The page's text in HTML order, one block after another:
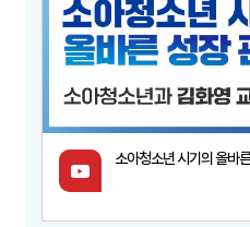
소아청소년 시기의 올바